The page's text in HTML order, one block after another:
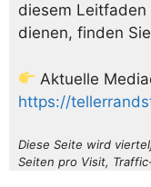
diesem Leitfaden
dienen, finden
Aktuelle
https://
Diese Seite wird
Seiten pro Visit,